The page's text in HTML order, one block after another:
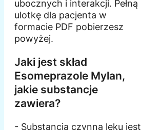
ubocznych i interakcji. Pełną
ulotkę dla pacjenta w
formacie PDF pobierzesz
powyżej.
Jaki jest skład
Esomeprazole Mylan,
jakie substancje
zawiera?
- Substancją czynną leku jest